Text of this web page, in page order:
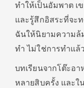
ทำให้เป็นอัมพาต เ
และรู้สึกอิสระที่จะ
ฉันให้นิยามความล้
ทำ ไม่ใช่การทำแล้
บทเรียนจากโต๊ะอ
หลายสิบครั้ง และใ